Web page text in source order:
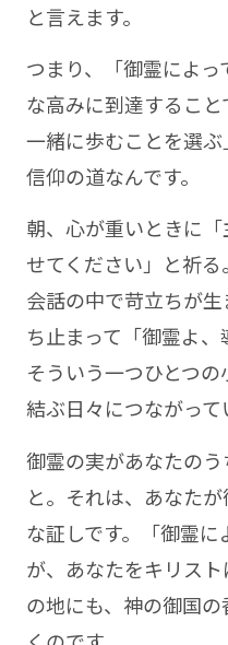
と言えます。
つまり、「御霊によ
な高みに到達するこ
一緒に歩むことを選
信仰の道なんです。
朝、心が重いときに
せてください」と祈る。
会話の中で苛立ちが
ち止まって「御霊よ、
そういう一つひとつ
結ぶ日々につながって
御霊の実があなたの
と。それは、あなた
な証しです。「御霊
が、あなたをキリス
の地にも、神の御国